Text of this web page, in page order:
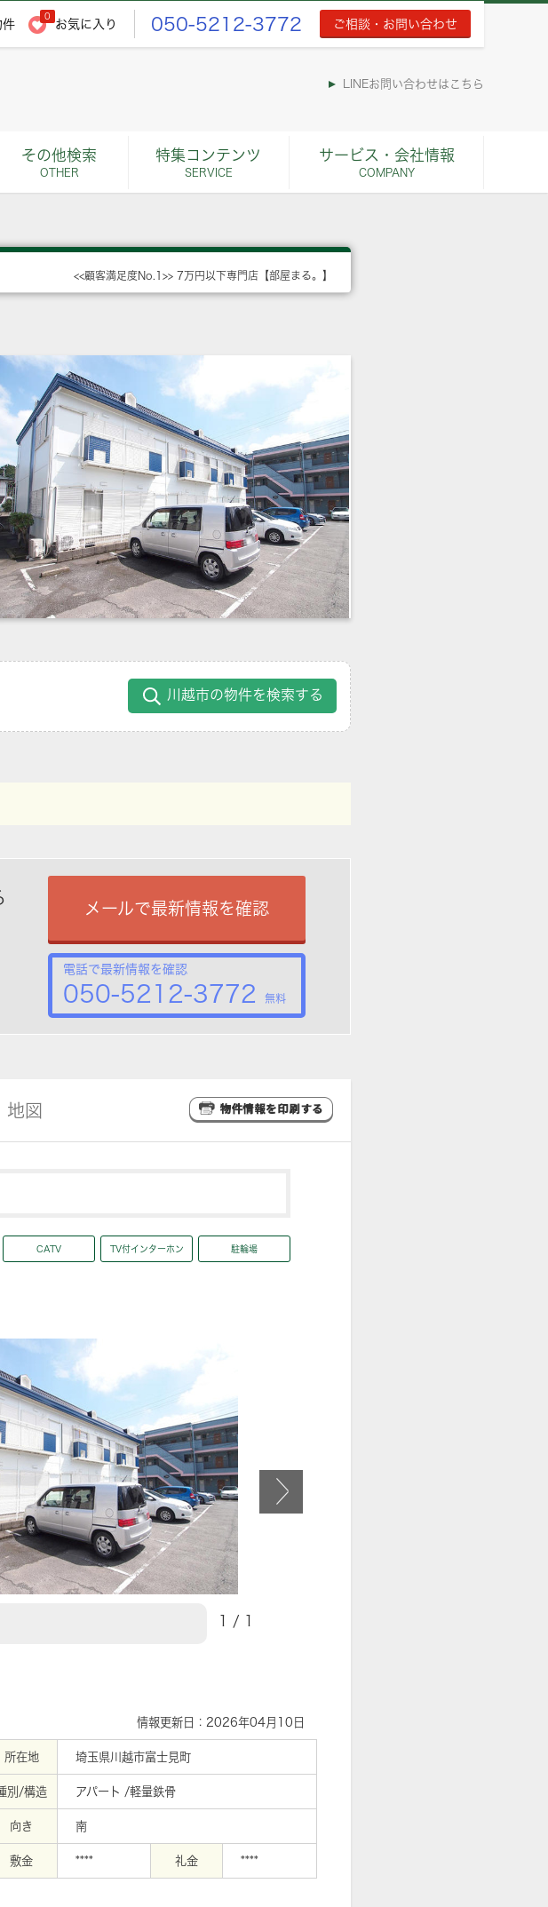
件
0
お気に入り 050-5212-3772 ご相談・お問い合わせ
LINEお問い合わせはこちら
その他検索
OTHER
特集コンテンツ
SERVICE
サービス・会社情報
COMPANY
<<顧客満足度No.1>> 7万円以下専門店【部屋まる。】
川越市の物件を検索する
メールで最新情報を確認
電話で最新情報を確認
050-5212-3772 無料
地図
CATV TV付インターホン 駐輪場
1 / 1
情報更新日：2026年04月10日
所在地 埼玉県川越市富士見町
別/構造 アパート /軽量鉄骨
向き 南
敷金 **** 礼金 ****